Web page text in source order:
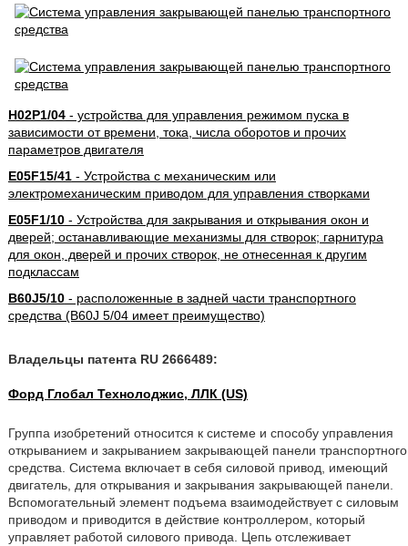
H02P1/04- устройства для управления режимом пуска в
зависимости от времени, тока, числа оборотов и прочих
параметров двигателя
E05F15/41- Устройства с механическим или
электромеханическим приводом для управления створками
E05F1/10- Устройства для закрывания и открывания окон и
дверей; останавливающие механизмы для створок; гарнитура
для окон, дверей и прочих створок, не отнесенная к другим
подклассам
B60J5/10- расположенные в задней части транспортного
средства (B60J 5/04 имеет преимущество)
Владельцы патента RU 2666489:
Форд Глобал Технолоджис, ЛЛК (US)
Группа изобретений относится к системе и способу управления
открыванием и закрыванием закрывающей панели транспортного
средства. Система включает в себя силовой привод, имеющий
двигатель, для открывания и закрывания закрывающей панели.
Вспомогательный элемент подъема взаимодействует с силовым
приводом и приводится в действие контроллером, который
управляет работой силового привода. Цепь отслеживает